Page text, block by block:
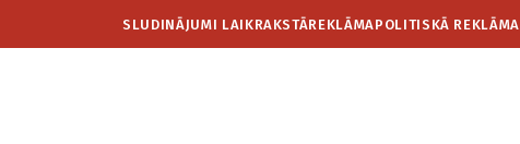
SLUDINĀJUMI LAIKRAKSTĀREKLĀMAPOLITISKĀ REKLĀMA